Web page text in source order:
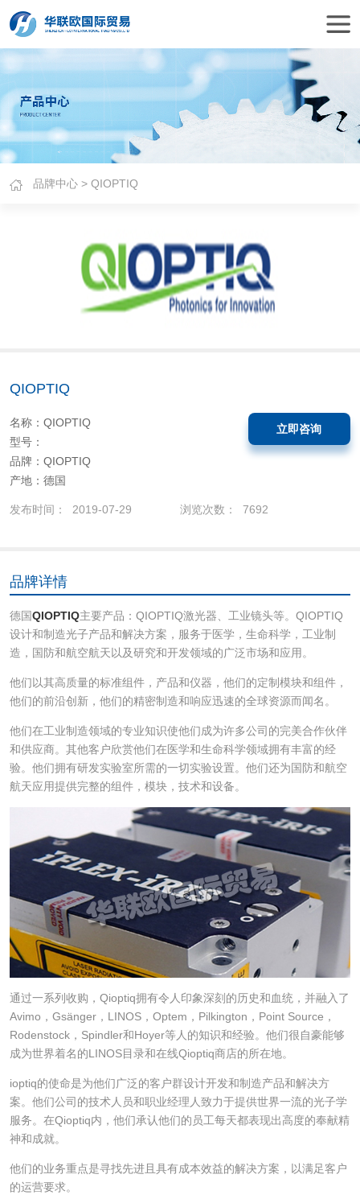
品牌中心 > QIOPTIQ
QIOPTIQ
名称：QIOPTIQ
型号：
品牌：QIOPTIQ
产地：德国
立即咨询
发布时间： 2019-07-29 浏览次数： 7692
品牌详情
德国QIOPTIQ主要产品：QIOPTIQ激光器、工业镜头等。QIOPTIQ
设计和制造光子产品和解决方案，服务于医学，生命科学，工业制
造，国防和航空航天以及研究和开发领域的广泛市场和应用。
他们以其高质量的标准组件，产品和仪器，他们的定制模块和组件，
他们的前沿创新，他们的精密制造和响应迅速的全球资源而闻名。
他们在工业制造领域的专业知识使他们成为许多公司的完美合作伙伴
和供应商。其他客户欣赏他们在医学和生命科学领域拥有丰富的经
验。他们拥有研发实验室所需的一切实验设置。他们还为国防和航空
航天应用提供完整的组件，模块，技术和设备。
通过一系列收购，Qioptiq拥有令人印象深刻的历史和血统，并融入了
Avimo，Gsänger，LINOS，Optem，Pilkington，Point Source，
Rodenstock，Spindler和Hoyer等人的知识和经验。他们很自豪能够
成为世界着名的LINOS目录和在线Qioptiq商店的所在地。
ioptiq的使命是为他们广泛的客户群设计开发和制造产品和解决方
案。他们公司的技术人员和职业经理人致力于提供世界一流的光子学
服务。在Qioptiq内，他们承认他们的员工每天都表现出高度的奉献精
神和成就。
他们的业务重点是寻找先进且具有成本效益的解决方案，以满足客户
的运营要求。